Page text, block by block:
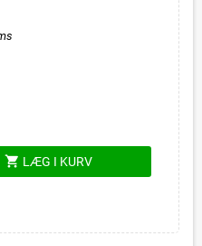
shopping_cart LÆG I KURV